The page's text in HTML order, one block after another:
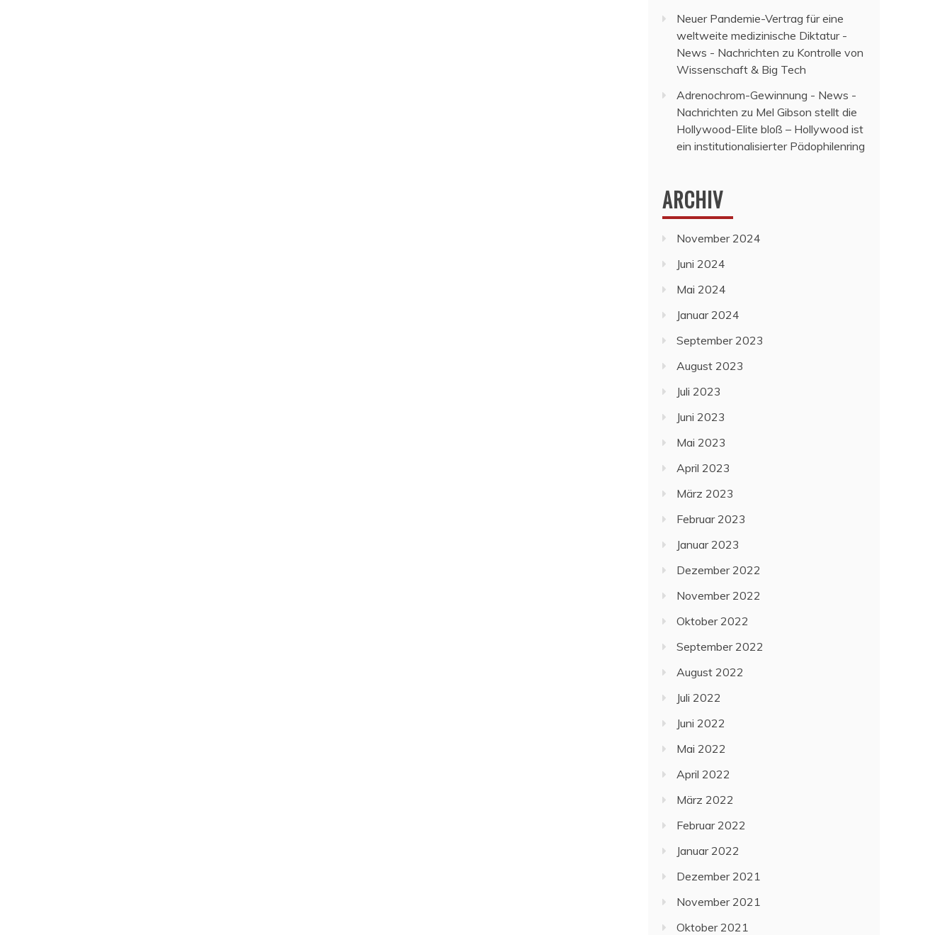
Neuer Pandemie-Vertrag für eine
weltweite medizinische Diktatur -
News - Nachrichten zu Kontrolle von
Wissenschaft & Big Tech
Adrenochrom-Gewinnung - News -
Nachrichten zu Mel Gibson stellt die
Hollywood-Elite bloß – Hollywood ist
ein institutionalisierter Pädophilenring
ARCHIV
November 2024
Juni 2024
Mai 2024
Januar 2024
September 2023
August 2023
Juli 2023
Juni 2023
Mai 2023
April 2023
März 2023
Februar 2023
Januar 2023
Dezember 2022
November 2022
Oktober 2022
September 2022
August 2022
Juli 2022
Juni 2022
Mai 2022
April 2022
März 2022
Februar 2022
Januar 2022
Dezember 2021
November 2021
Oktober 2021